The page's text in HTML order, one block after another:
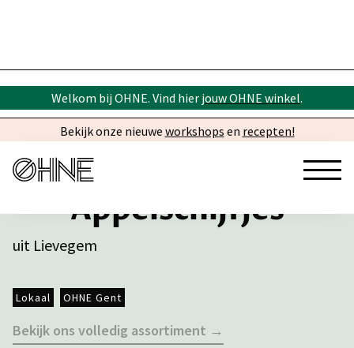
Welkom bij OHNE. Vind hier jouw OHNE winkel.
Bekijk onze nieuwe workshops en recepten!
Appelschijfjes
uit Lievegem
Lokaal OHNE Gent
Bekijk ons volledig assortiment →